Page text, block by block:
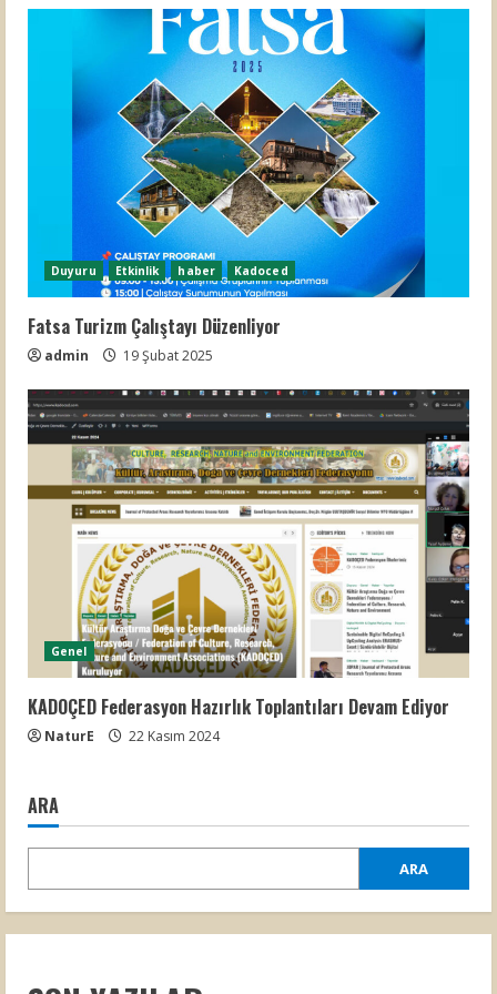
Duyuru Etkinlik haber Kadoced
Fatsa Turizm Çalıştayı Düzenliyor
admin 19 Şubat 2025
Genel
KADOÇED Federasyon Hazırlık Toplantıları Devam Ediyor
NaturE 22 Kasım 2024
ARA
ARA